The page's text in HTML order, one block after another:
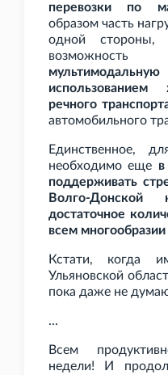
перевозки по
образом часть
одной
речного
автомобильного
Единственное,
необходимо еще
поддерживать
Волго-Донской
достаточное
всем многообразии
Кстати, когда
Ульяновской
пока даже не
...
Всем
недели! И